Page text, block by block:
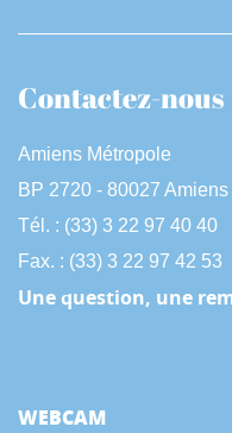
Contactez-nous
Amiens Métropole
BP 2720 - 80027
Tél. : (33) 3 22 97 40 40
Fax. : (33) 3 22 97 42 53
Une question, une
WEBCAM